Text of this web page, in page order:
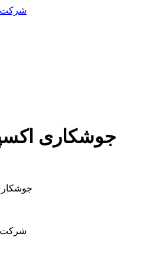
جوشکاری